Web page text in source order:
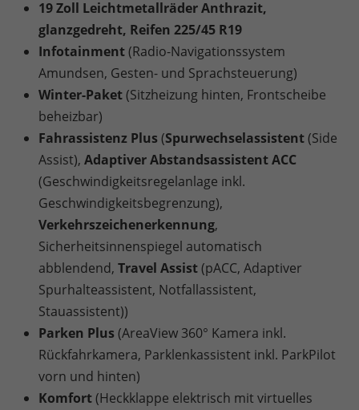
19 Zoll Leichtmetallräder Anthrazit,
glanzgedreht, Reifen 225/45 R19
Infotainment(Radio-Navigationssystem
Amundsen, Gesten- und Sprachsteuerung)
Winter-Paket(Sitzheizung hinten, Frontscheibe
beheizbar)
Fahrassistenz Plus (Spurwechselassistent(Side
Assist), Adaptiver Abstandsassistent ACC
(Geschwindigkeitsregelanlage inkl.
Geschwindigkeitsbegrenzung),
Verkehrszeichenerkennung,
Sicherheitsinnenspiegel automatisch
abblendend, Travel Assist(pACC, Adaptiver
Spurhalteassistent, Notfallassistent,
Stauassistent))
Parken Plus (AreaView 360° Kamera inkl.
Rückfahrkamera, Parklenkassistent inkl. ParkPilot
vorn und hinten)
Komfort(Heckklappe elektrisch mit virtuelles